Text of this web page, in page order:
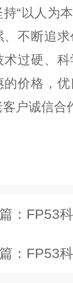
持“以人为
、不断追
术过硬、
的价格，
户诚信合
： FP53
： FP53